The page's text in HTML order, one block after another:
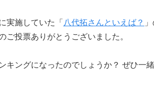
実施していた「 八代拓さんといえば？
ご投票ありがとうございました。
キングになったのでしょうか？ ぜひ一